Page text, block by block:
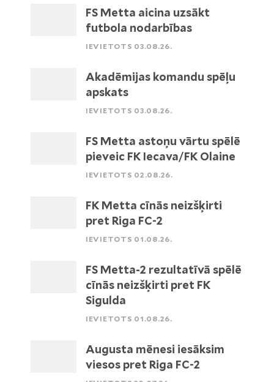
FS Metta aicina uzsākt
futbola nodarbības
IEVIETOTS 03.08.26.
Akadēmijas komandu spēļu
apskats
IEVIETOTS 03.08.26.
FS Metta astoņu vārtu spēlē
pieveic FK Iecava/FK Olaine
IEVIETOTS 02.08.26.
FK Metta cīnās neizšķirti
pret Riga FC-2
IEVIETOTS 01.08.26.
FS Metta-2 rezultatīvā spēlē
cīnās neizšķirti pret FK
Sigulda
IEVIETOTS 01.08.26.
Augusta mēnesi iesāksim
viesos pret Riga FC-2